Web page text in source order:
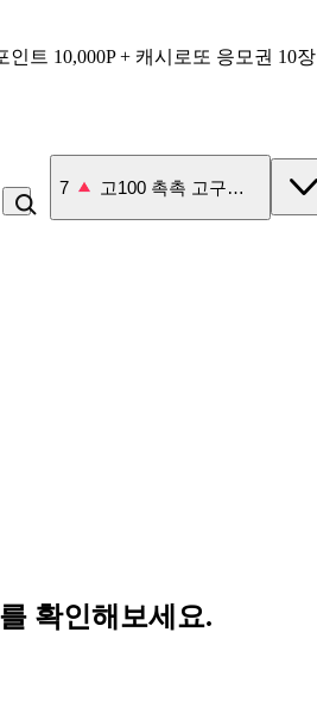
인트 10,000P + 캐시로또 응모권 10장
7 고100 촉촉 고구마 스틱
확인해보세요.